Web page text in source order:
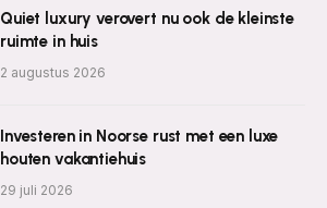
Quiet luxury verovert nu ook de kleinste
ruimte in huis
2 augustus 2026
Investeren in Noorse rust met een luxe
houten vakantiehuis
29 juli 2026